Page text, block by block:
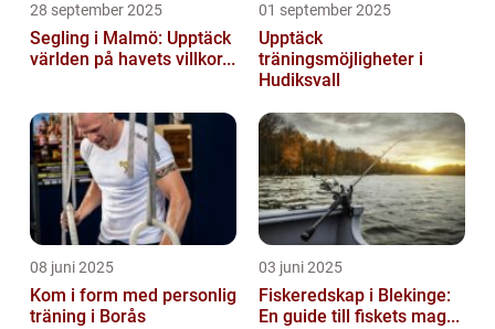
28 september 2025
Segling i Malmö: Upptäck
världen på havets villkor...
01 september 2025
Upptäck
träningsmöjligheter i
Hudiksvall
08 juni 2025
Kom i form med personlig
träning i Borås
03 juni 2025
Fiskeredskap i Blekinge:
En guide till fiskets mag...